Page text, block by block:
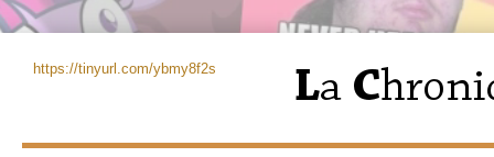
https://tinyurl.com/ybmy8f2s